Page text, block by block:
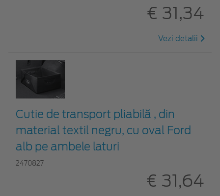
€ 31,34
Vezi detalii
Cutie de transport pliabilă , din
material textil negru, cu oval Ford
alb pe ambele laturi
2470827
€ 31,64